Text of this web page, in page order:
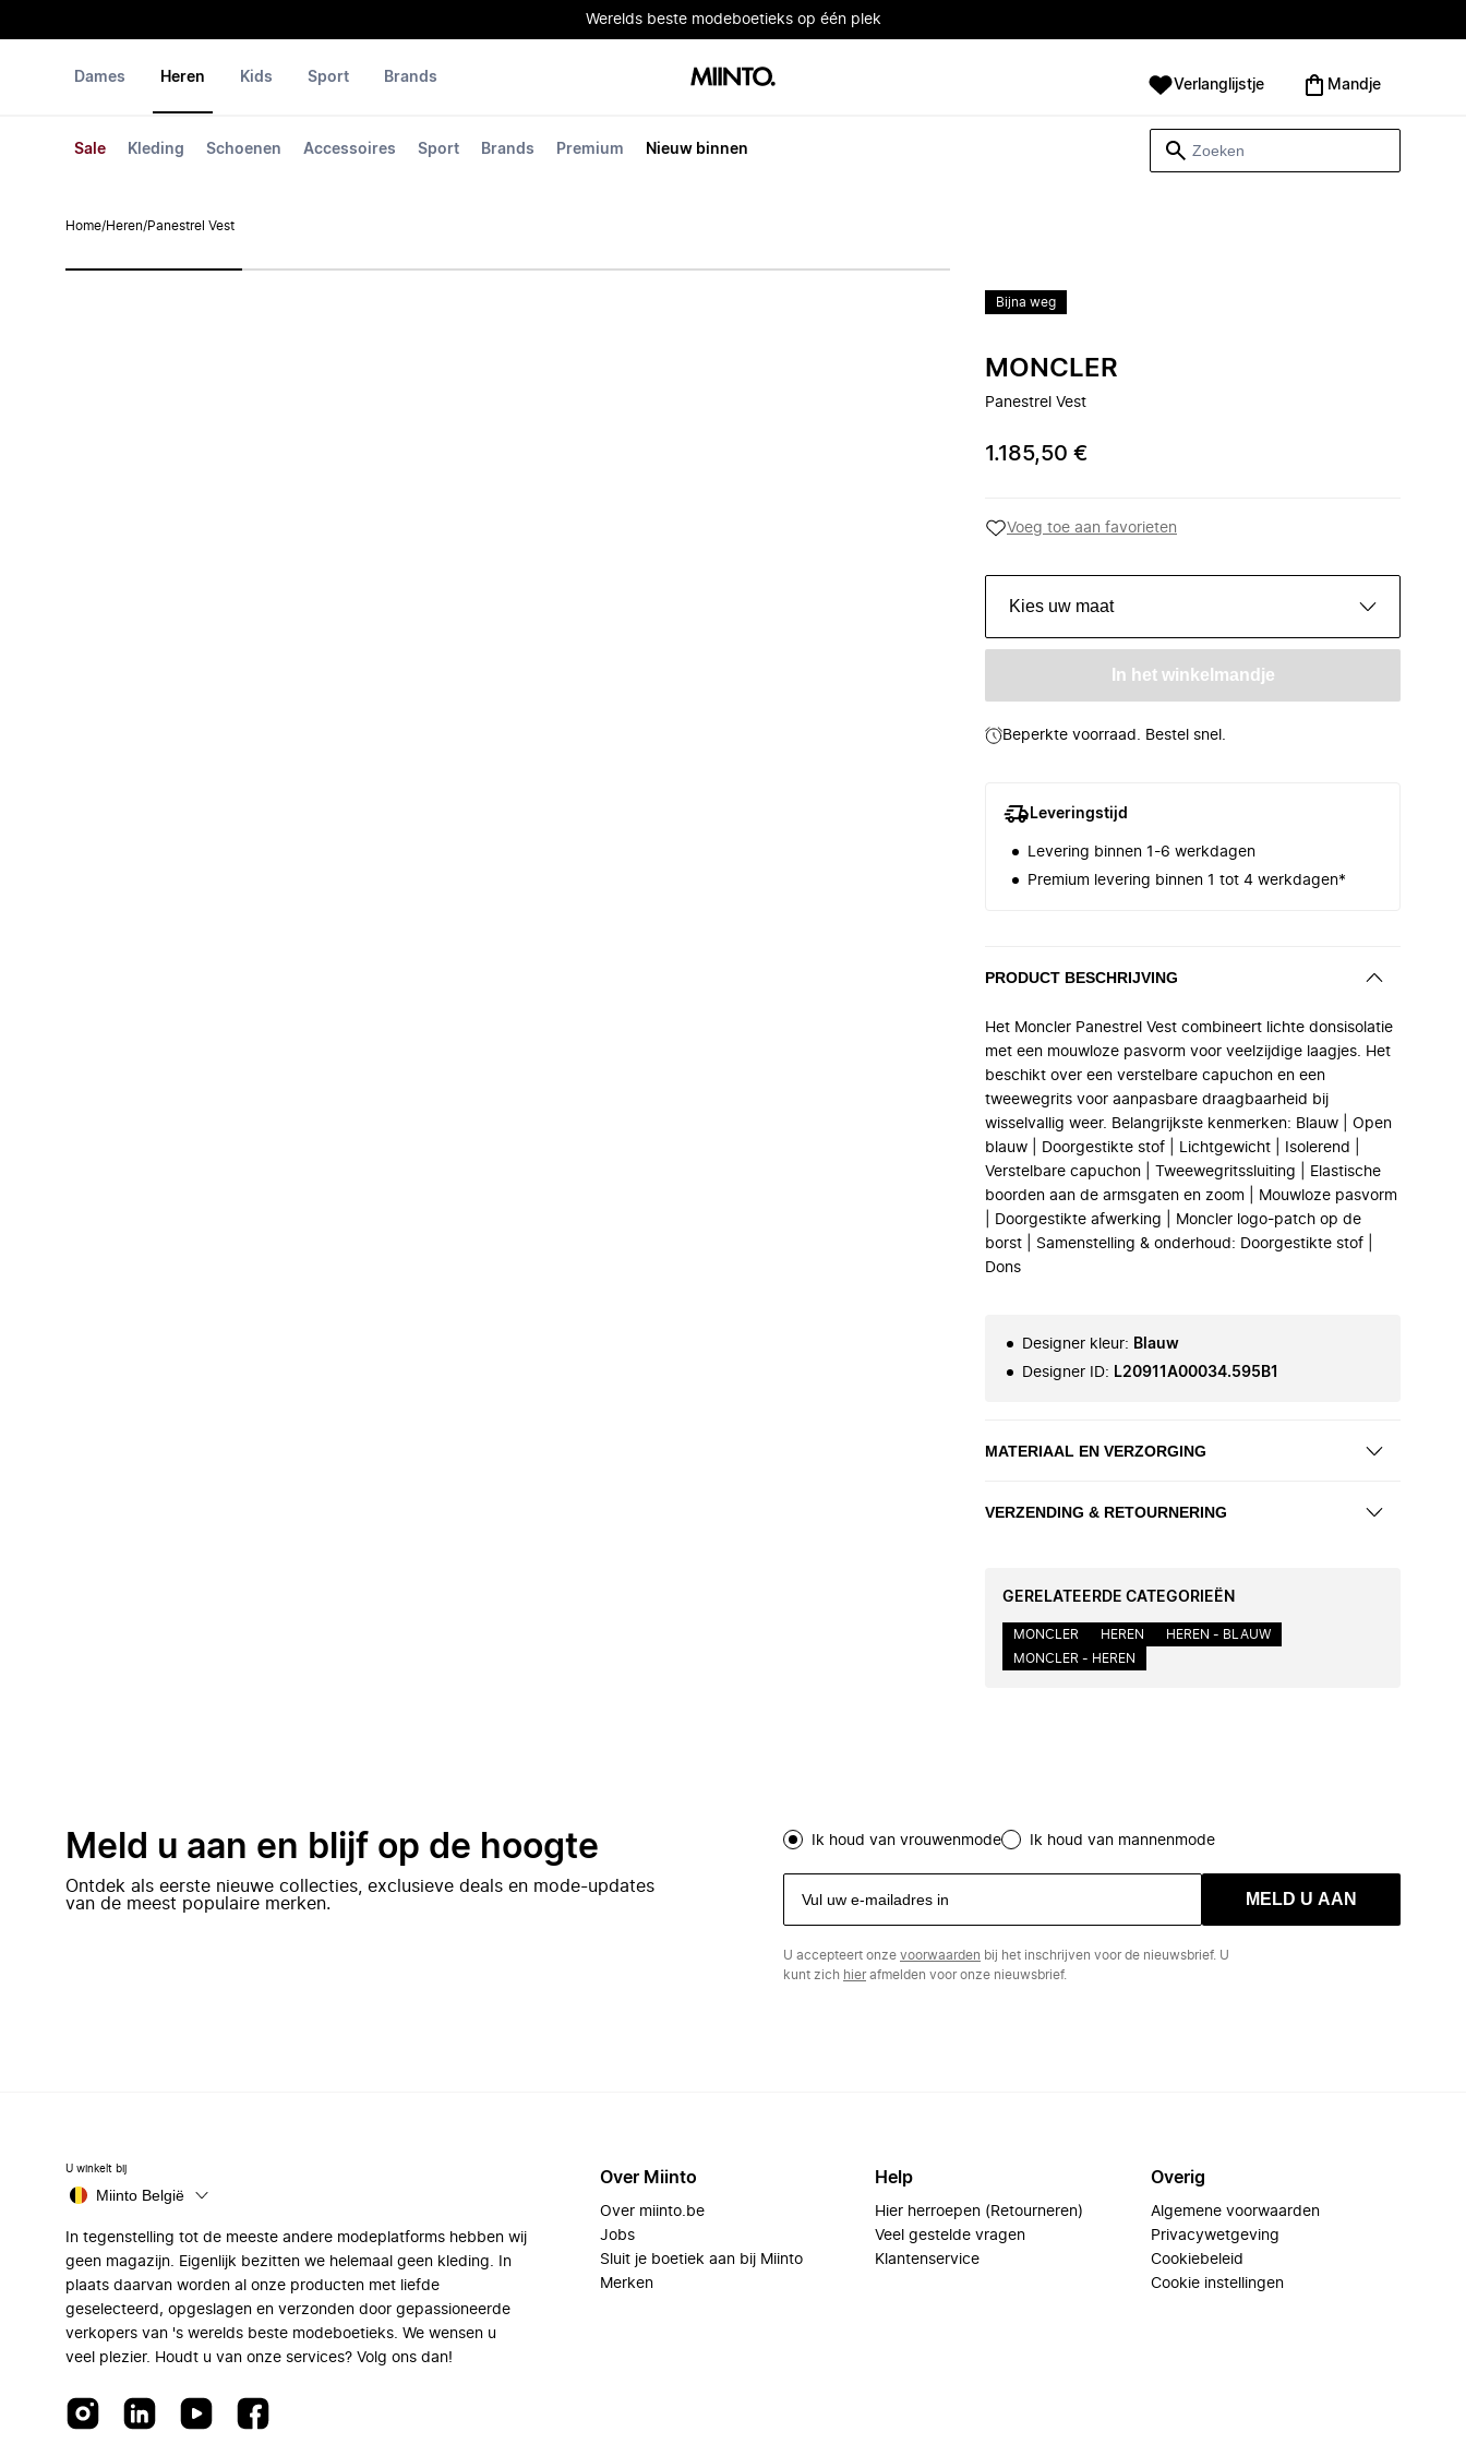
Werelds beste modeboetieks op één plek
Dames Heren
Sale Kleding Schoenen Accessoires Sport Brands Premium Nieuw binnen
Kids Sport Brands Verlanglijstje Mandje
Home/Heren/Panestrel Vest
Bijna weg
MONCLER
Panestrel Vest
1.185,50 €
Voeg toe aan favorieten
Kies uw maat
In het winkelmandje
Beperkte voorraad. Bestel snel.
Leveringstijd
Levering binnen 1-6 werkdagen
Premium levering binnen 1 tot 4 werkdagen*
PRODUCT BESCHRIJVING
Het Moncler Panestrel Vest combineert lichte donsisolatie
met een mouwloze pasvorm voor veelzijdige laagjes. Het
beschikt over een verstelbare capuchon en een
tweewegrits voor aanpasbare draagbaarheid bij
wisselvallig weer. Belangrijkste kenmerken: Blauw | Open
blauw | Doorgestikte stof | Lichtgewicht | Isolerend |
Verstelbare capuchon | Tweewegritssluiting | Elastische
boorden aan de armsgaten en zoom | Mouwloze pasvorm
| Doorgestikte afwerking | Moncler logo-patch op de
borst | Samenstelling & onderhoud: Doorgestikte stof |
Dons
Designer kleur: Blauw
Designer ID: L20911A00034.595B1
MATERIAAL EN VERZORGING
VERZENDING & RETOURNERING
GERELATEERDE CATEGORIEËN
MONCLER HEREN
HEREN - BLAUW
MONCLER - HEREN
Meld u aan en blijf op de hoogte
Ontdek als eerste nieuwe collecties, exclusieve deals en mode-updates
van de meest populaire merken.
Ik houd van vrouwenmode Ik houd van mannenmode
MELD U AAN
U accepteert onze voorwaarden bij het inschrijven voor de nieuwsbrief. U
kunt zich hierafmelden voor onze nieuwsbrief.
U winkelt bij
Miinto België
In tegenstelling tot de meeste andere modeplatforms hebben wij
geen magazijn. Eigenlijk bezitten we helemaal geen kleding. In
plaats daarvan worden al onze producten met liefde
geselecteerd, opgeslagen en verzonden door gepassioneerde
verkopers van 's werelds beste modeboetieks. We wensen u
veel plezier. Houdt u van onze services? Volg ons dan!
Over Miinto
Over miinto.be
Jobs
Sluit je boetiek aan bij Miinto
Merken
Help
Hier herroepen (Retourneren)
Veel gestelde vragen
Klantenservice
Overig
Algemene voorwaarden
Privacywetgeving
Cookiebeleid
Cookie instellingen